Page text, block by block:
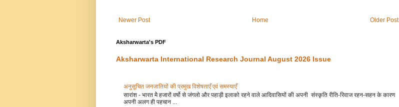
Newer Post Older Post
Home
Aksharwarta's PDF
Aksharwarta International Research Journal August 2026 Issue
अनुसूचित जनजातियों की प्रमुख विशेषताएँ एवं समस्याएँ
सारांश - भारत मेे हजारों वर्षो से जंगलो और पहाड़ी इलाको रहने वाले आदिवासियों की अपनी संस्कृति रीति-रिवाज रहन-सहन के कारण
अपनी अलग ही पहचान ...